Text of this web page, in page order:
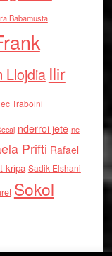
Babamusta
Llojdia Ilir
Traboini
nderroi jete ne
Prifti Rafael
kripa Sadik Elshani
Sokol